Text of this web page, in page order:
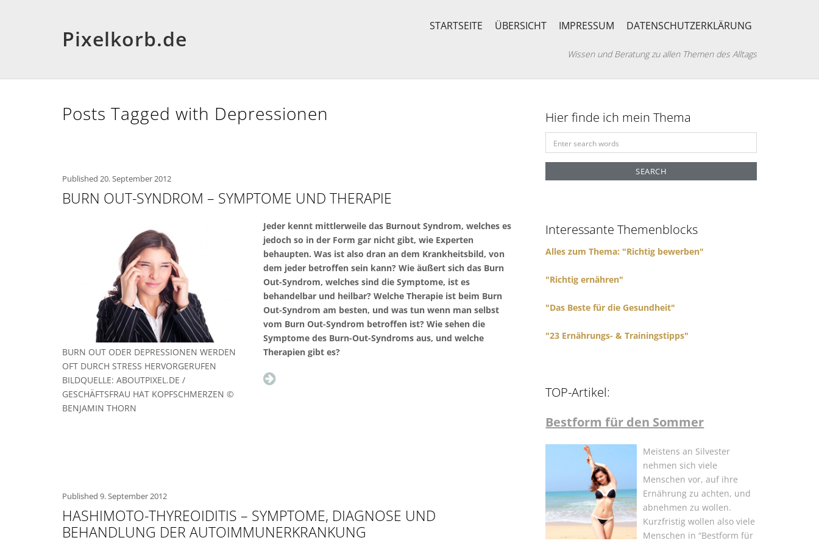
Pixelkorb.de
STARTSEITE ÜBERSICHT IMPRESSUM DATENSCHUTZERKLÄRUNG
Wissen und Beratung zu allen Themen des Alltags
Posts Tagged with Depressionen
Published 20. September 2012
BURN OUT-SYNDROM – SYMPTOME UND THERAPIE
BURN OUT ODER DEPRESSIONEN WERDEN
OFT DURCH STRESS HERVORGERUFEN
BILDQUELLE: ABOUTPIXEL.DE /
GESCHÄFTSFRAU HAT KOPFSCHMERZEN ©
BENJAMIN THORN
Jeder kennt mittlerweile das Burnout Syndrom, welches es
jedoch so in der Form gar nicht gibt, wie Experten
behaupten. Was ist also dran an dem Krankheitsbild, von
dem jeder betroffen sein kann? Wie äußert sich das Burn
Out-Syndrom, welches sind die Symptome, ist es
behandelbar und heilbar? Welche Therapie ist beim Burn
Out-Syndrom am besten, und was tun wenn man selbst
vom Burn Out-Syndrom betroffen ist? Wie sehen die
Symptome des Burn-Out-Syndroms aus, und welche
Therapien gibt es?
Published 9. September 2012
HASHIMOTO-THYREOIDITIS – SYMPTOME, DIAGNOSE UND
BEHANDLUNG DER AUTOIMMUNERKRANKUNG
Hier finde ich mein Thema
e
r
f
o
r
Interessante Themenblocks
Alles zum Thema: "Richtig bewerben"
"Richtig ernähren"
"Das Beste für die Gesundheit"
"23 Ernährungs- & Trainingstipps"
TOP-Artikel:
Bestform für den Sommer
Meistens an Silvester
nehmen sich viele
Menschen vor, auf ihre
Ernährung zu achten, und
abnehmen zu wollen.
Kurzfristig wollen also viele
Menschen in “Bestform für